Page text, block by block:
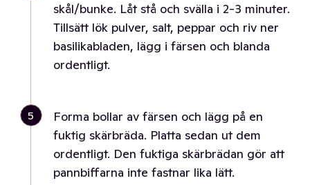
skål/bunke. Låt stå och svälla i 2-3 minuter.
Tillsätt lök pulver, salt, peppar och riv ner
basilikabladen, lägg i färsen och blanda
ordentligt.
5
Forma bollar av färsen och lägg på en
fuktig skärbräda. Platta sedan ut dem
ordentligt. Den fuktiga skärbrädan gör att
pannbiffarna inte fastnar lika lätt.